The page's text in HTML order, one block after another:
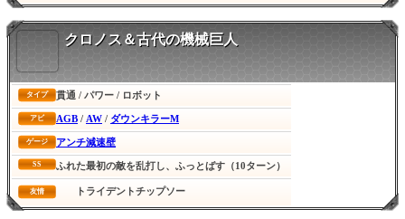
クロノス＆古代の機械巨人
タイプ 貫通 / パワー / ロボット
アビ AGB / AW / ダウンキラーM
ゲージ アンチ減速壁
SS ふれた最初の敵を乱打し、ふっとばす（10ターン）
友情 トライデントチップソー